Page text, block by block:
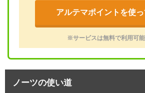
アルテマポイントを使
※サービスは無料で利用可
ノーツの使い道